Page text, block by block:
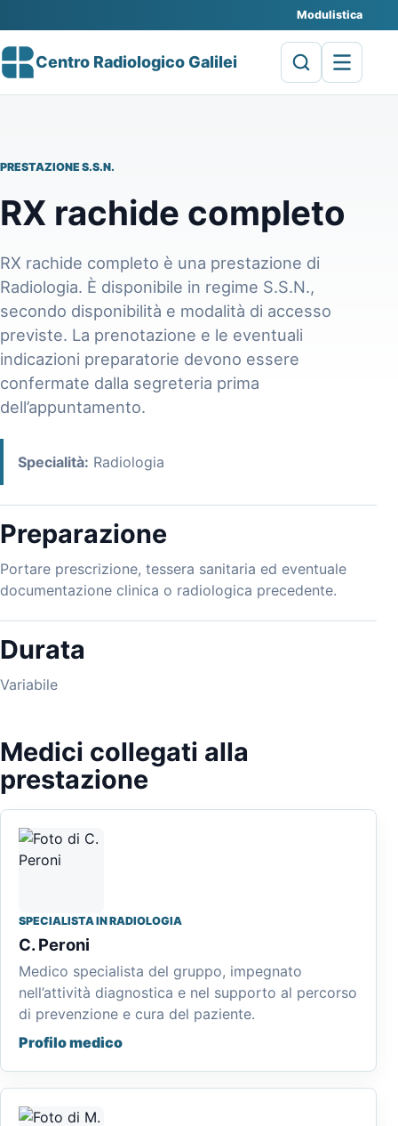
Modulistica
Centro Radiologico Galilei
PRESTAZIONE S.S.N.
RX rachide completo
RX rachide completo è una prestazione di
Radiologia. È disponibile in regime S.S.N.,
secondo disponibilità e modalità di accesso
previste. La prenotazione e le eventuali
indicazioni preparatorie devono essere
confermate dalla segreteria prima
dell’appuntamento.
Specialità: Radiologia
Preparazione
Portare prescrizione, tessera sanitaria ed eventuale
documentazione clinica o radiologica precedente.
Durata
Variabile
Medici collegati alla
prestazione
SPECIALISTA IN RADIOLOGIA
C. Peroni
Medico specialista del gruppo, impegnato
nell’attività diagnostica e nel supporto al percorso
di prevenzione e cura del paziente.
Profilo medico